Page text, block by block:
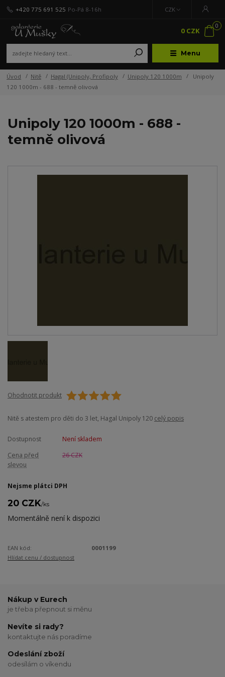
Menu
CZK
+420 775 691 525 Po-Pá 8-16h
0
0 CZK
Úvod Nitě Hagal (Unipoly, Profipoly Unipoly 120 1000m
Unipoly
120 1000m - 688 - temně olivová
Unipoly 120 1000m - 688 -
temně olivová
Ohodnotit produkt
Nitě s atestem pro děti do 3 let, Hagal Unipoly 120 celý popis
Dostupnost
Není skladem
Cena před
slevou
26 CZK
Nejsme plátci DPH
20 CZK/ks
Momentálně není k dispozici
EAN kód:
0001199
Hlídat cenu / dostupnost
Nákup v Eurech
je třeba přepnout si měnu
Nevíte si rady?
kontaktujte nás poradíme
Odeslání zboží
odesílám o víkendu